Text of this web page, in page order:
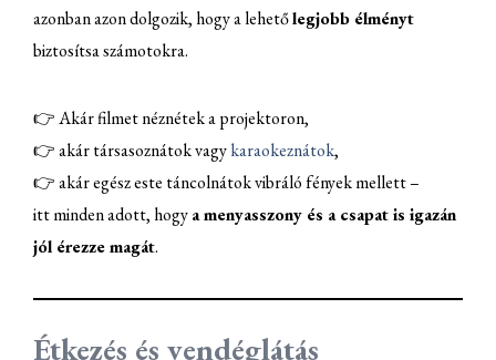
azonban azon dolgozik, hogy a lehetőlegjobb élményt
biztosítsa számotokra.
👉 Akár filmet néznétek a projektoron,
👉 akár társasoznátok vagykaraokeznátok,
👉 akár egész este táncolnátok vibráló fények mellett –
itt minden adott, hogya menyasszony és a csapat is igazán
jól érezze magát.
Étkezés és vendéglátás